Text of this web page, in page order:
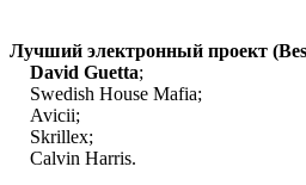
Лучший электронный проект
David Guetta;
House Mafia;
Avicii;
Harris.